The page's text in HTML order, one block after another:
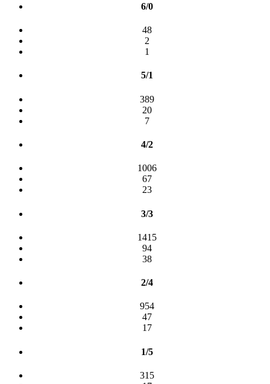
6/0
48
2
1
5/1
389
20
7
4/2
1006
67
23
3/3
1415
94
38
2/4
954
47
17
1/5
315